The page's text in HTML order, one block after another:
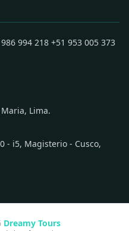
994 218 +51 953 005 373
Maria, Lima.
- i5, Magisterio - Cusco,
Dreamy Tours